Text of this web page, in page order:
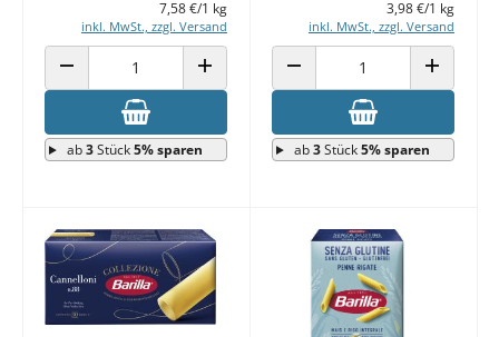
7,58 €/1 kg
inkl. MwSt., zzgl. Versand
ANZAHL VERRINGERN ANZAHL ERHÖHEN
ab3Stück5% sparen
3,98 €/1 kg
inkl. MwSt., zzgl. Versand
ANZAHL VERRINGERN ANZAHL
ab3Stück5% sparen